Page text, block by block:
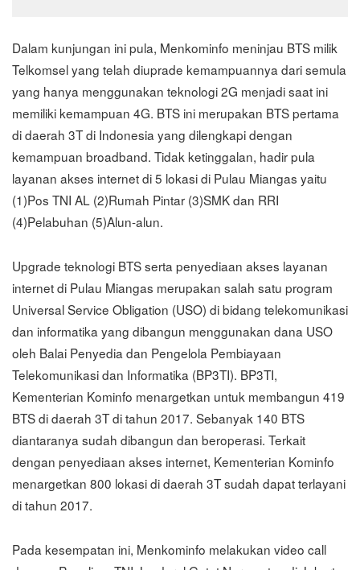
Dalam kunjungan ini pula, Menkominfo meninjau BTS milik
Telkomsel yang telah diuprade kemampuannya dari semula
yang hanya menggunakan teknologi 2G menjadi saat ini
memiliki kemampuan 4G. BTS ini merupakan BTS pertama
di daerah 3T di Indonesia yang dilengkapi dengan
kemampuan broadband. Tidak ketinggalan, hadir pula
layanan akses internet di 5 lokasi di Pulau Miangas yaitu
(1)Pos TNI AL (2)Rumah Pintar (3)SMK dan RRI
(4)Pelabuhan (5)Alun-alun.
Upgrade teknologi BTS serta penyediaan akses layanan
internet di Pulau Miangas merupakan salah satu program
Universal Service Obligation (USO) di bidang telekomunikasi
dan informatika yang dibangun menggunakan dana USO
oleh Balai Penyedia dan Pengelola Pembiayaan
Telekomunikasi dan Informatika (BP3TI). BP3TI,
Kementerian Kominfo menargetkan untuk membangun 419
BTS di daerah 3T di tahun 2017. Sebanyak 140 BTS
diantaranya sudah dibangun dan beroperasi. Terkait
dengan penyediaan akses internet, Kementerian Kominfo
menargetkan 800 lokasi di daerah 3T sudah dapat terlayani
di tahun 2017.
Pada kesempatan ini, Menkominfo melakukan video call